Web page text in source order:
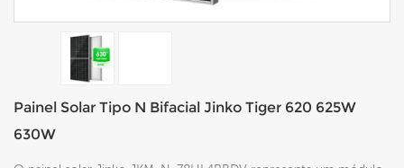
Painel Solar Tipo N Bifacial Jinko Tiger 620 625W
630W